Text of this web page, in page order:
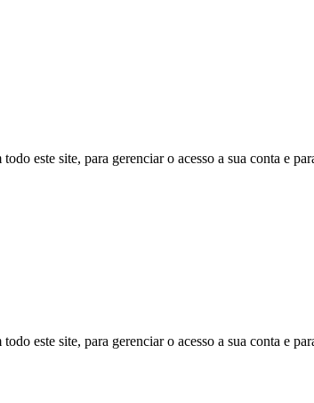
este site, para gerenciar o acesso a sua conta e
este site, para gerenciar o acesso a sua conta e